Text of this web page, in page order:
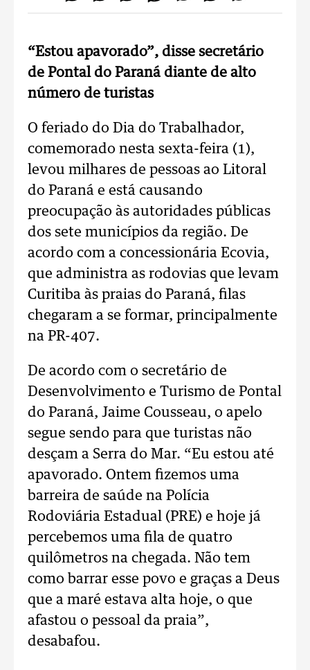
“Estou apavorado”, disse secretário
de Pontal do Paraná diante de alto
número de turistas
O feriado do Dia do Trabalhador,
comemorado nesta sexta-feira (1),
levou milhares de pessoas ao Litoral
do Paraná e está causando
preocupação às autoridades públicas
dos sete municípios da região. De
acordo com a concessionária Ecovia,
que administra as rodovias que levam
Curitiba às praias do Paraná, filas
chegaram a se formar, principalmente
na PR-407.
De acordo com o secretário de
Desenvolvimento e Turismo de Pontal
do Paraná, Jaime Cousseau, o apelo
segue sendo para que turistas não
desçam a Serra do Mar. “Eu estou até
apavorado. Ontem fizemos uma
barreira de saúde na Polícia
Rodoviária Estadual (PRE) e hoje já
percebemos uma fila de quatro
quilômetros na chegada. Não tem
como barrar esse povo e graças a Deus
que a maré estava alta hoje, o que
afastou o pessoal da praia”,
desabafou.